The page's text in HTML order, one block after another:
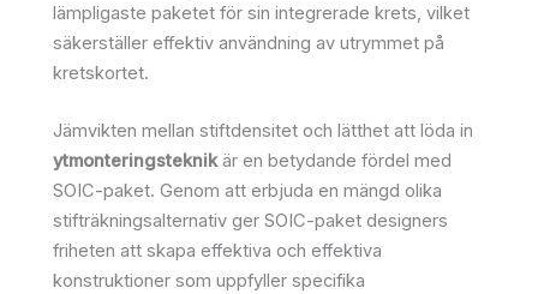
lämpligaste paketet för sin integrerade krets, vilket
säkerställer effektiv användning av utrymmet på
kretskortet.
Jämvikten mellan stiftdensitet och lätthet att löda in
ytmonteringsteknikär en betydande fördel med
SOIC-paket. Genom att erbjuda en mängd olika
stifträkningsalternativ ger SOIC-paket designers
friheten att skapa effektiva och effektiva
konstruktioner som uppfyller specifika